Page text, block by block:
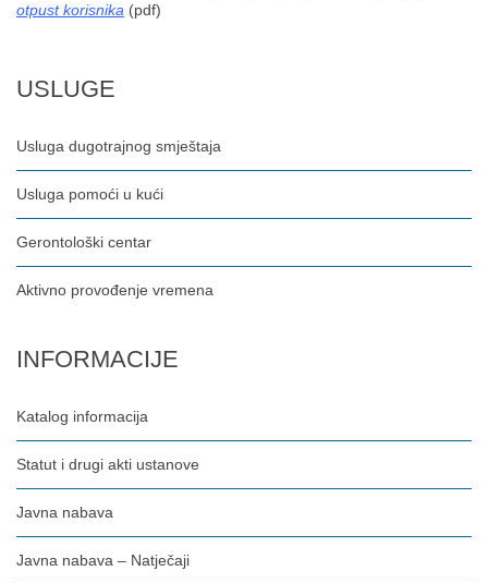
otpust korisnika (pdf)
USLUGE
Usluga dugotrajnog smještaja
Usluga pomoći u kući
Gerontološki centar
Aktivno provođenje vremena
INFORMACIJE
Katalog informacija
Statut i drugi akti ustanove
Javna nabava
Javna nabava – Natječaji